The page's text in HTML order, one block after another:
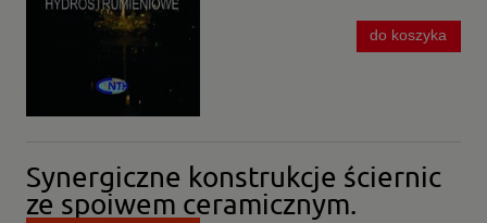
do koszyka
Synergiczne konstrukcje ściernic
ze spoiwem ceramicznym.